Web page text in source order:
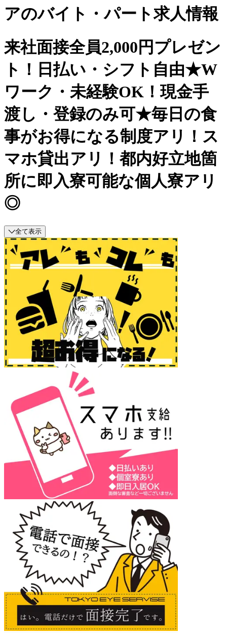
アのバイト・パート求人情報
来社面接全員2,000円プレゼン
ト！日払い・シフト自由★W
ワーク・未経験OK！現金手
渡し・登録のみ可★毎日の食
事がお得になる制度アリ！ス
マホ貸出アリ！都内好立地箇
所に即入寮可能な個人寮アリ
◎
全て表示